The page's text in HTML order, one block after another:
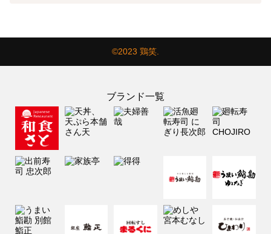
©2023 鶏笑.
ブランド一覧